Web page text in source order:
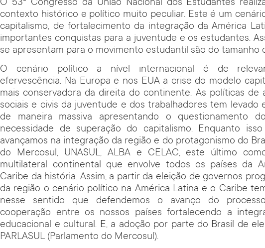
O 53º Congresso da União Nacional dos Estudantes
contexto histórico e político muito peculiar. Este é um
capitalismo, de fortalecimento da integração da América
importantes conquistas para a juventude e os estudantes.
se apresentam para o movimento estudantil são do tamanho
O cenário político a nível internacional é de
efervescência. Na Europa e nos EUA a crise do modelo
mais conservadora da direita do continente. As políticas de
sociais e civis da juventude e dos trabalhadores tem levado
de maneira massiva apresentando o questionamento
necessidade de superação do capitalismo. Enquanto
avançamos na integração da região e do protagonismo do
do Mercosul, UNASUL, ALBA e CELAC, este último
multilateral continental que envolve todos os países da
Caribe da história. Assim, a partir da eleição de governos
da região o cenário político na América Latina e o Caribe
nesse sentido que defendemos o avanço do
cooperação entre os nossos países fortalecendo a
educacional e cultural. E, a adoção por parte do Brasil de
PARLASUL (Parlamento do Mercosul).